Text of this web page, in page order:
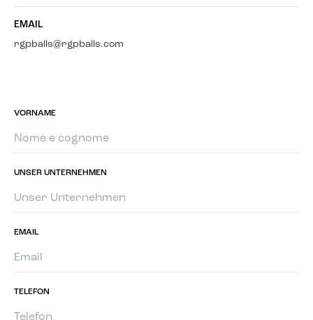
EMAIL
rgpballs@rgpballs.com
VORNAME
UNSER UNTERNEHMEN
EMAIL
TELEFON